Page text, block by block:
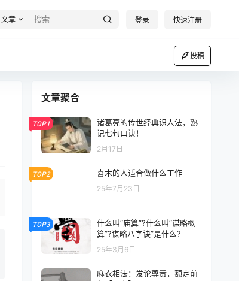
文章 登录 快速注册
投稿
文章聚合
TOP1
诸葛亮的传世经典识人法，熟
记七句口诀！
2月17日
TOP2 喜木的人适合做什么工作
25年7月23日
TOP3
什么叫“庙算”?什么叫“谋略概
算”?谋略八字诀”是什么？
25年3月6日
麻衣相法：发论尊贵，额定前